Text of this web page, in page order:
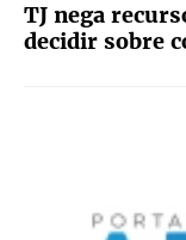
TJ nega
decidir sobre